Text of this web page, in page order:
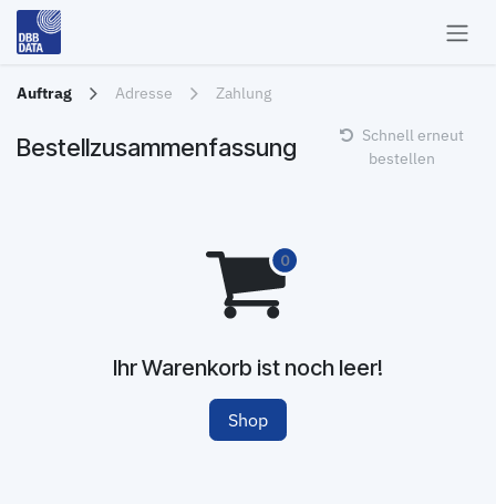
Zum Inhalt springen
Auftrag Adresse Zahlung
Bestellzusammenfassung
Schnell erneut
bestellen
Ihr Warenkorb ist noch leer!
Shop